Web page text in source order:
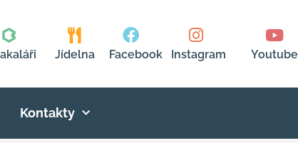
Jídelna Facebook Instagram Youtube
Kontakty